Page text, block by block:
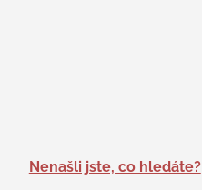
Nenašli jste, co hledáte?